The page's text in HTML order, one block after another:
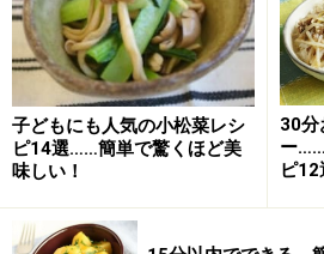
方・手順
■塩昆布とはんぺんの即席お吸い
1
材料を器に入れて、お湯を注
はんぺんは1ｃｍ角に切ります。
いだら、できあがり。
子どもにも人気の小松菜レシ
ピ14選……簡単で驚くほど美
味しい！
30分
ー
ピ12